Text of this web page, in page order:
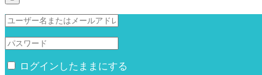
ログインしたままにする